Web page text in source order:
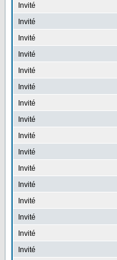
Invité
Invité
Invité
Invité
Invité
Invité
Invité
Invité
Invité
Invité
Invité
Invité
Invité
Invité
Invité
Invité